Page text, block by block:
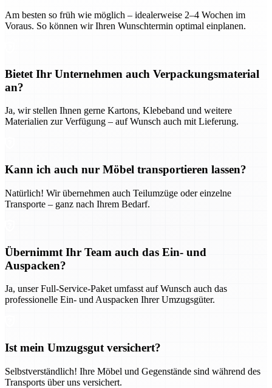
Am besten so früh wie möglich – idealerweise 2–4 Wochen im
Voraus. So können wir Ihren Wunschtermin optimal einplanen.
Bietet Ihr Unternehmen auch Verpackungsmaterial
an?
Ja, wir stellen Ihnen gerne Kartons, Klebeband und weitere
Materialien zur Verfügung – auf Wunsch auch mit Lieferung.
Kann ich auch nur Möbel transportieren lassen?
Natürlich! Wir übernehmen auch Teilumzüge oder einzelne
Transporte – ganz nach Ihrem Bedarf.
Übernimmt Ihr Team auch das Ein- und
Auspacken?
Ja, unser Full-Service-Paket umfasst auf Wunsch auch das
professionelle Ein- und Auspacken Ihrer Umzugsgüter.
Ist mein Umzugsgut versichert?
Selbstverständlich! Ihre Möbel und Gegenstände sind während des
Transports über uns versichert.